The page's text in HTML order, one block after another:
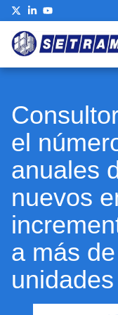
el
anuales
nuevos
a más
unidades